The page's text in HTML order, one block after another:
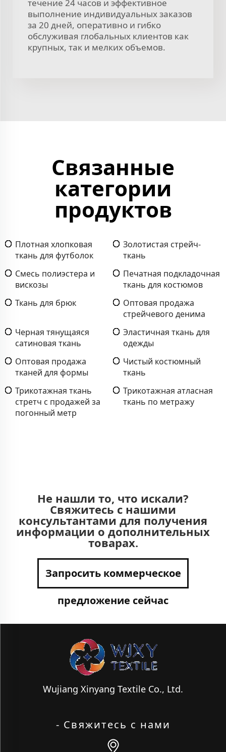
течение 24 часов и эффективное
выполнение индивидуальных заказов
за 20 дней, оперативно и гибко
обслуживая глобальных клиентов как
крупных, так и мелких объемов.
Связанные
категории
продуктов
Плотная хлопковая
ткань для футболок
Золотистая стрейч-
ткань
Смесь полиэстера и
вискозы
Печатная подкладочная
ткань для костюмов
Ткань для брюк
Оптовая продажа
стрейчевого денима
Черная тянущаяся
сатиновая ткань
Эластичная ткань для
одежды
Оптовая продажа
тканей для формы
Чистый костюмный
ткань
Трикотажная ткань
стретч с продажей за
погонный метр
Трикотажная атласная
ткань по метражу
Не нашли то, что искали?
Свяжитесь с нашими
консультантами для получения
информации о дополнительных
товарах.
Запросить коммерческое
предложение сейчас
Wujiang Xinyang Textile Co., Ltd.
- Свяжитесь с нами